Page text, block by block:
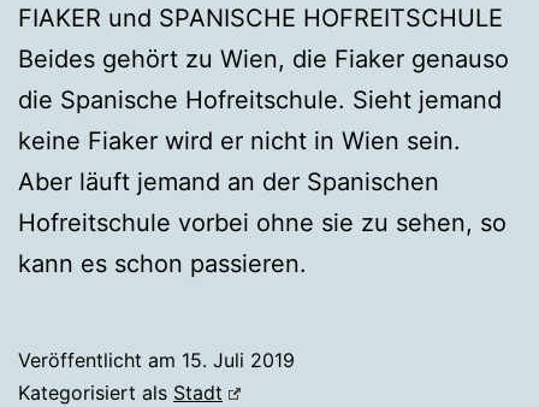
FIAKER und SPANISCHE HOFREITSCHULE
Beides gehört zu Wien, die Fiaker genauso
die Spanische Hofreitschule. Sieht jemand
keine Fiaker wird er nicht in Wien sein.
Aber läuft jemand an der Spanischen
Hofreitschule vorbei ohne sie zu sehen, so
kann es schon passieren.
Veröffentlicht am 15. Juli 2019
Kategorisiert als Stadt